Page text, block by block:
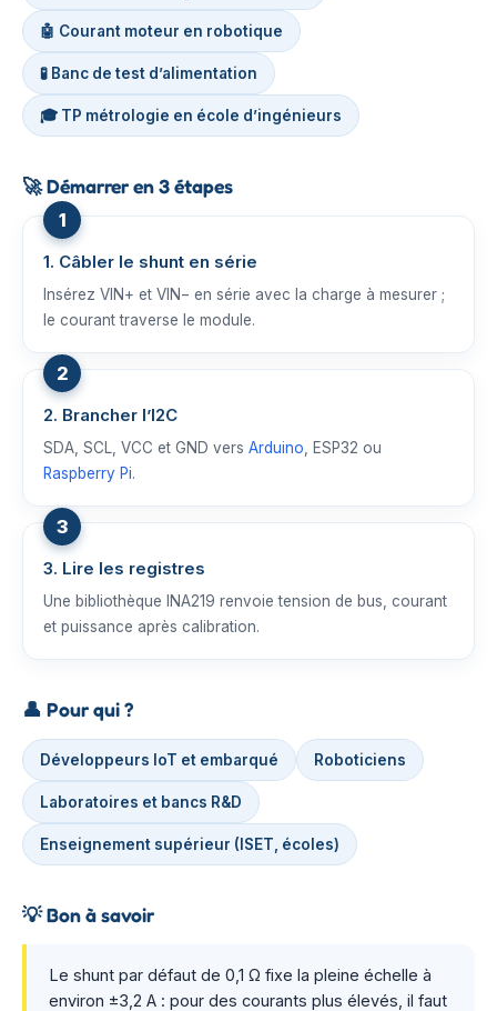
🤖 Courant moteur en robotique
🧪 Banc de test d’alimentation
🎓 TP métrologie en école d’ingénieurs
🚀Démarrer en 3 étapes
1. Câbler le shunt en série
Insérez VIN+ et VIN− en série avec la charge à mesurer ;
le courant traverse le module.
2. Brancher l’I2C
SDA, SCL, VCC et GND vers Arduino , ESP32 ou
Raspberry Pi.
3. Lire les registres
Une bibliothèque INA219 renvoie tension de bus, courant
et puissance après calibration.
👤 Pour qui ?
Développeurs IoT et embarqué Roboticiens
Laboratoires et bancs R&D
Enseignement supérieur (ISET, écoles)
💡Bon à savoir
Le shunt par défaut de 0,1 Ω fixe la pleine échelle à
environ ±3,2 A : pour des courants plus élevés, il faut